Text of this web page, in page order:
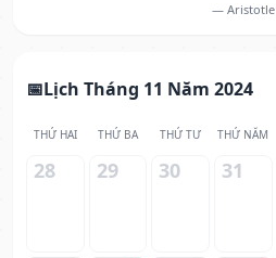
— Aristotle
Lịch Tháng 11 Năm 2024
THỨ HAI THỨ BA THỨ TƯ THỨ NĂM
28 29 30 31